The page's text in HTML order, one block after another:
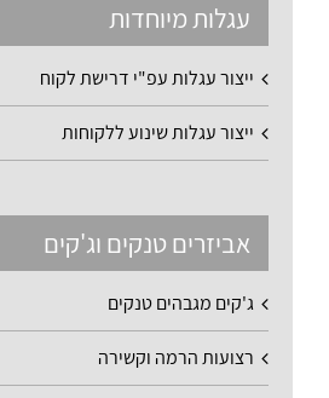
עגלות מיוחדות
ייצור עגלות עפ"י דרישת לקוח
ייצור עגלות שינוע ללקוחות
אביזרים טנקים וג'קים
ג'קים מגבהים טנקים
רצועות הרמה וקשירה